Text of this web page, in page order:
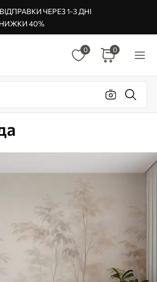
ЧЕРЕЗ 1-3 ДНІ
40%
0 0